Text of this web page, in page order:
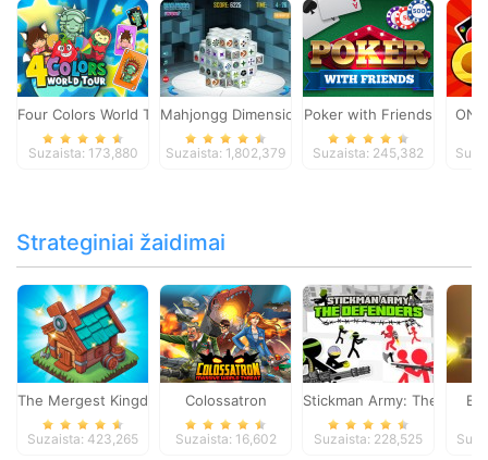
Four Colors World Tour
Suzaista: 173,880
Mahjongg Dimensions
Suzaista: 1,802,379
Poker with Friends
Suzaista: 245,382
Strateginiai žaidimai
The Mergest Kingdom
Suzaista: 423,265
Colossatron
Suzaista: 16,602
Stickman Army: The
Suzaista: 228,525